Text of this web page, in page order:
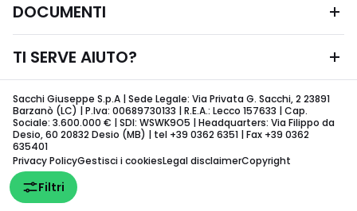
Filtri
DOCUMENTI
TI SERVE AIUTO?
Sacchi Giuseppe S.p.A | Sede Legale: Via Privata G. Sacchi, 2 23891
Barzanò (LC) | P.Iva: 00689730133 | R.E.A.: Lecco 157633 | Cap.
Sociale: 3.600.000 € | SDI: WSWK9O5 | Headquarters: Via Filippo da
Desio, 60 20832 Desio (MB) | tel +39 0362 6351 | Fax +39 0362
635401
Privacy PolicyGestisci i cookiesLegal disclaimerCopyright